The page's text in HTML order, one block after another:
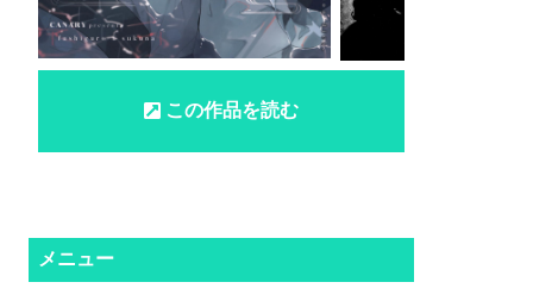
この作品を読む
メニュー